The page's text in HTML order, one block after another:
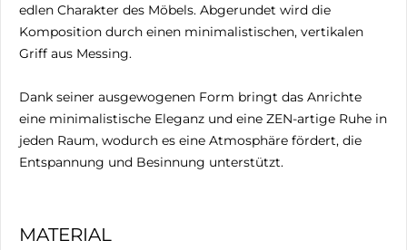
edlen Charakter des Möbels. Abgerundet wird die
Komposition durch einen minimalistischen, vertikalen
Griff aus Messing.
Dank seiner ausgewogenen Form bringt das Anrichte
eine minimalistische Eleganz und eine ZEN-artige Ruhe in
jeden Raum, wodurch es eine Atmosphäre fördert, die
Entspannung und Besinnung unterstützt.
MATERIAL